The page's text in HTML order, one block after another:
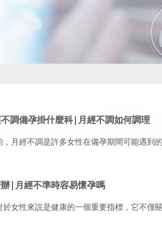
調備孕掛什麼科|月經不調如何調理
月經不調是許多女性在備孕期間可能遇到
|月經不準時容易懷孕嗎
女性來説是健康的一個重要指標，它不僅